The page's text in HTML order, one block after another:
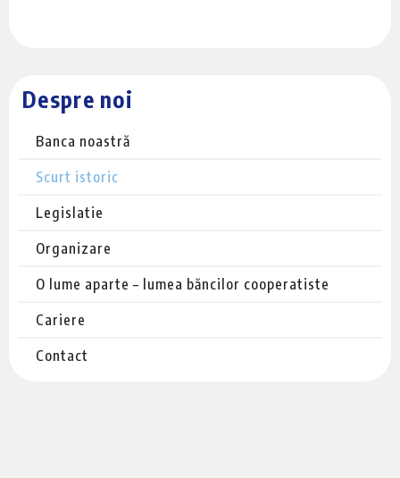
Despre noi
Banca noastră
Scurt istoric
Legislatie
Organizare
O lume aparte – lumea băncilor cooperatiste
Cariere
Contact